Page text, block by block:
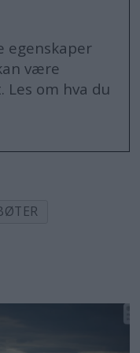
flyteutstyr
fra
av motor,
Man må
for at
egenskaper
være
Les om hva du